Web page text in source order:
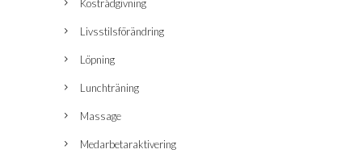
Kostrådgivning
Livsstilsförändring
Löpning
Lunchträning
Massage
Medarbetaraktivering